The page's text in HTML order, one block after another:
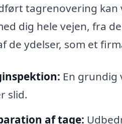
tagrenovering
dig hele vejen, fra
de ydelser, som et
En
slid.
af tage: